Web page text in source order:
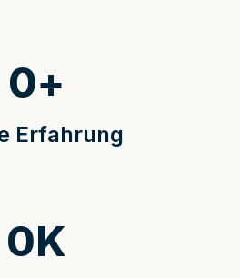
Erfahrung
0+
0K